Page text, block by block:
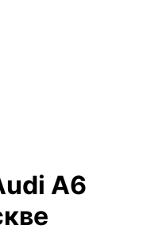
A6